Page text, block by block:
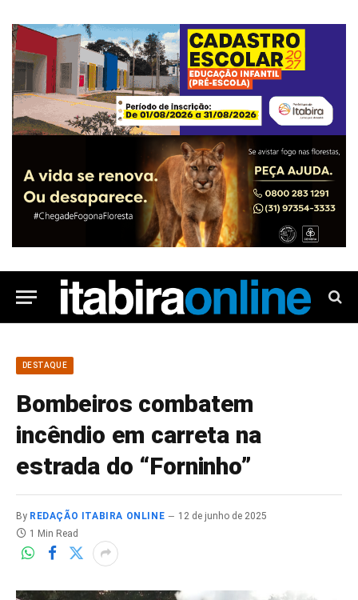
DESTAQUE
Bombeiros combatem
incêndio em carreta na
estrada do “Forninho”
By REDAÇÃO ITABIRA ONLINE
12 de junho de 2025
1 Min Read